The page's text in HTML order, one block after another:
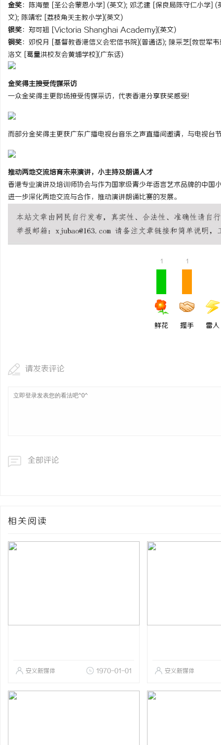
金奖：陈海萤 [圣公会蒙恩小学] (英文); 邓孞建 [保良局陈守仁小学]
文); 陈靖宏 [荔枝角天主教小学](英文)
银奖：郑可翘 [Victoria Shanghai Academy](英文)
铜奖：邓悦月 [基督教香港信义会宏信书院](普通话); 陳采芝[救世军
洛文 [葛量洪校友会黄埔学校](广东话)
金奖得主接受传媒采访
一众金奖得主更即场接受传媒采访，代表香港分享获奖感受!
而部分金奖得主更获广东广播电视台音乐之声直播间邀请，与电视台
推动两地交流培育未来演讲，小主持及朗诵人才
香港专业演讲及培训师协会与作为国家级青少年语言艺术品牌的中
进一步深化两地交流与合作，推动演讲朗诵比赛的发展。
1
鲜花
1
握手 雷人
请发表评论
全部评论
相关阅读
安义新媒体 1970-01-01 安义新媒体